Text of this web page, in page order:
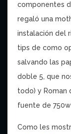
componentes
regaló una
instalación del
tips de como
salvando las
doble 5, que
todo) y Roman
fuente de
Como les